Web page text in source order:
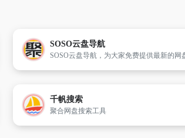
SOSO云盘导航
千帆搜索
聚合网盘搜索工具